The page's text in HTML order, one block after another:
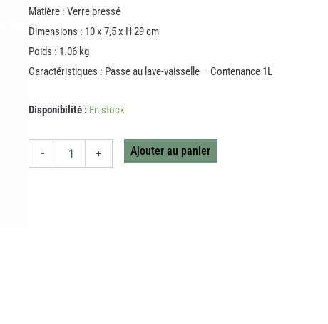
Matière : Verre pressé
Dimensions : 10 x 7,5 x H 29 cm
Poids : 1.06 kg
Caractéristiques : Passe au lave-vaisselle – Contenance 1L
Disponibilité : En stock
-
quantité
TRANSPARENT
+ Ajouter au panier